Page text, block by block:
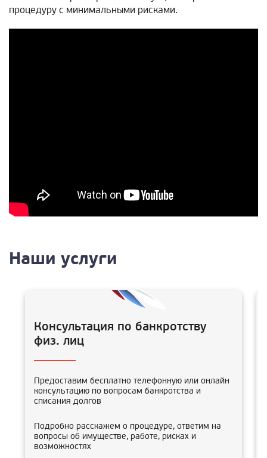
процедуру с минимальными рисками.
Наши услуги
Консультация по банкротству
физ. лиц
Предоставим бесплатно телефонную или онлайн
консультацию по вопросам банкротства и
списания долгов
Подробно расскажем о процедуре, ответим на
вопросы об имуществе, работе, рисках и
возможностях